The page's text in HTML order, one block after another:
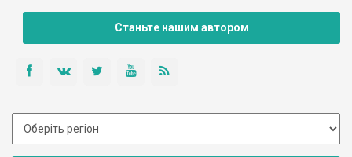
Станьте нашим автором